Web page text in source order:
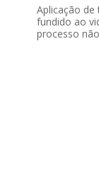
Aplicação
fundido ao
processo